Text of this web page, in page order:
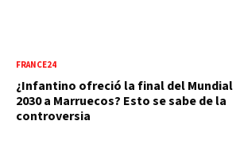
FRANCE24
¿Infantino ofreció la final del Mundial
2030 a Marruecos? Esto se sabe de la
controversia